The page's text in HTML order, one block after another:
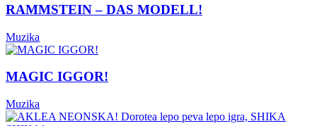
RAMMSTEIN – DAS MODELL!
Muzika
MAGIC IGGOR!
Muzika